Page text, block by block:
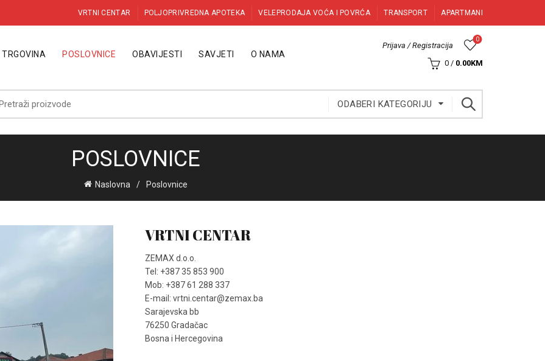
VRTNI CENTAR POLJOPRIVREDNA APOTEKA VELEPRODAJA VOĆA I POVRĆA TRANSPORT APARTMANI
TRGOVINA POSLOVNICE OBAVIJESTI SAVJETI O NAMA
Prijava / Registracija
0
0 / 0.00KM
ODABERI KATEGORIJU
POSLOVNICE
Naslovna Poslovnice
VRTNI CENTAR
ZEMAX d.o.o.
Tel: +387 35 853 900
Mob: +387 61 288 337
E-mail: vrtni.centar@zemax.ba
Sarajevska bb
76250 Gradačac
Bosna i Hercegovina